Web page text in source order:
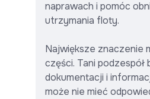
naprawach i pomóc
utrzymania floty.
Największe znaczenie
części. Tani podzespół
dokumentacji i
może nie mieć